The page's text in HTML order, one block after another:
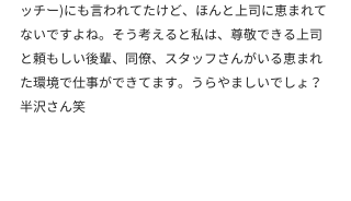
ッチー)にも言われてたけど、ほんと上司に恵まれて
ないですよね。そう考えると私は、尊敬できる上司
と頼もしい後輩、同僚、スタッフさんがいる恵まれ
た環境で仕事ができてます。うらやましいでしょ？
半沢さん笑